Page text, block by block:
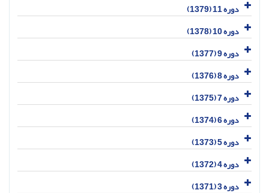
دوره 11 (1379)
دوره 10 (1378)
دوره 9 (1377)
دوره 8 (1376)
دوره 7 (1375)
دوره 6 (1374)
دوره 5 (1373)
دوره 4 (1372)
دوره 3 (1371)